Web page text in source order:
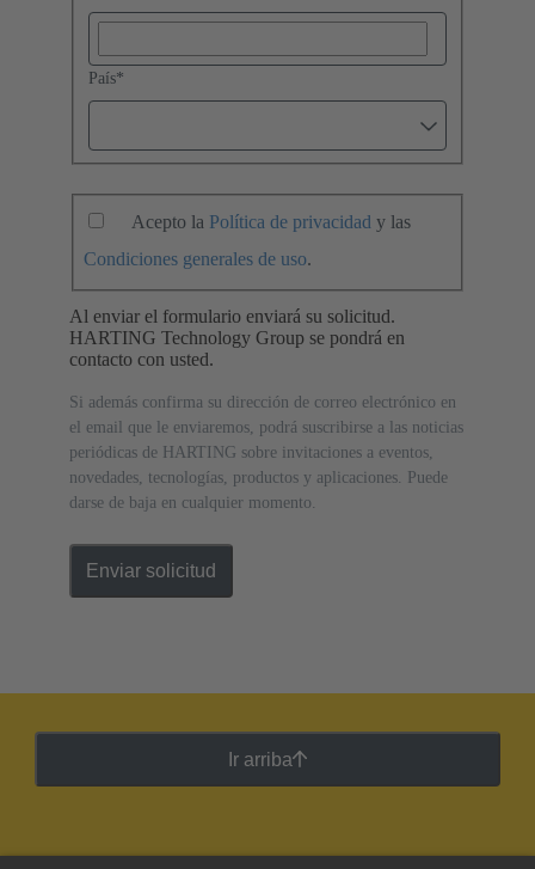
País*
Acepto la Política de privacidad y las
Condiciones generales de uso.
Al enviar el formulario enviará su solicitud.
HARTING Technology Group se pondrá en
contacto con usted.
Si además confirma su dirección de correo electrónico en
el email que le enviaremos, podrá suscribirse a las noticias
periódicas de HARTING sobre invitaciones a eventos,
novedades, tecnologías, productos y aplicaciones. Puede
darse de baja en cualquier momento.
Enviar solicitud
Ir arriba